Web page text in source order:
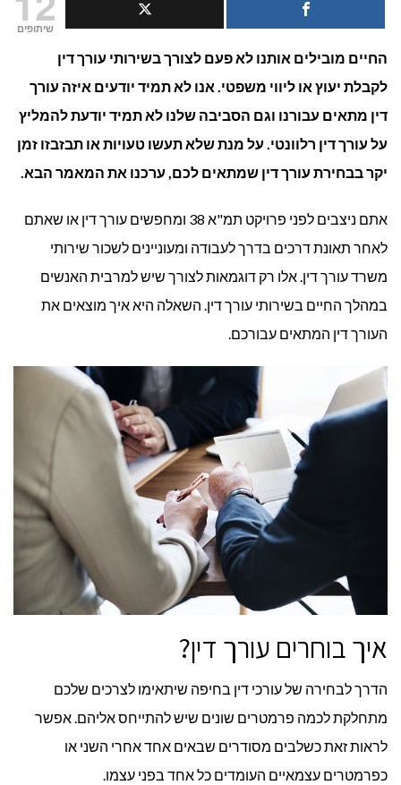
שיתופים
החיים מובילים אותנו לא פעם לצורך בשירותי עורך דין
לקבלת יעוץ או ליווי משפטי. אנו לא תמיד יודעים איזה עורך
דין מתאים עבורנו וגם הסביבה שלנו לא תמיד יודעת להמליץ
על עורך דין רלוונטי. על מנת שלא תעשו טעויות או תבזבזו זמן
יקר בבחירת עורך דין שמתאים לכם, ערכנו את המאמר הבא.
אתם ניצבים לפני פרויקט תמ"א 38 ומחפשים עורך דין או שאתם
לאחר תאונת דרכים בדרך לעבודה ומעוניינים לשכור שירותי
משרד עורך דין. אלו רק דוגמאות לצורך שיש למרבית האנשים
במהלך החיים בשירותי עורך דין. השאלה היא איך מוצאים את
העורך דין המתאים עבורכם.
איך בוחרים עורך דין?
הדרך לבחירה של עורכי דין בחיפה שיתאימו לצרכים שלכם
מתחלקת לכמה פרמטרים שונים שיש להתייחס אליהם. אפשר
לראות זאת כשלבים מסודרים שבאים אחד אחרי השני או
כפרמטרים עצמאיים העומדים כל אחד בפני עצמו.